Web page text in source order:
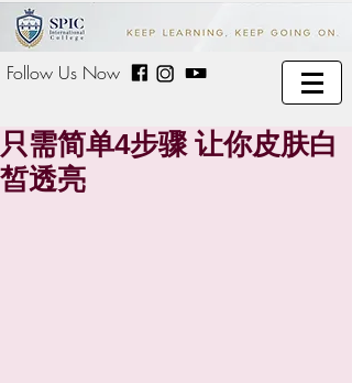
Follow Us Now
只需简单4步骤 让你皮肤白
皙透亮